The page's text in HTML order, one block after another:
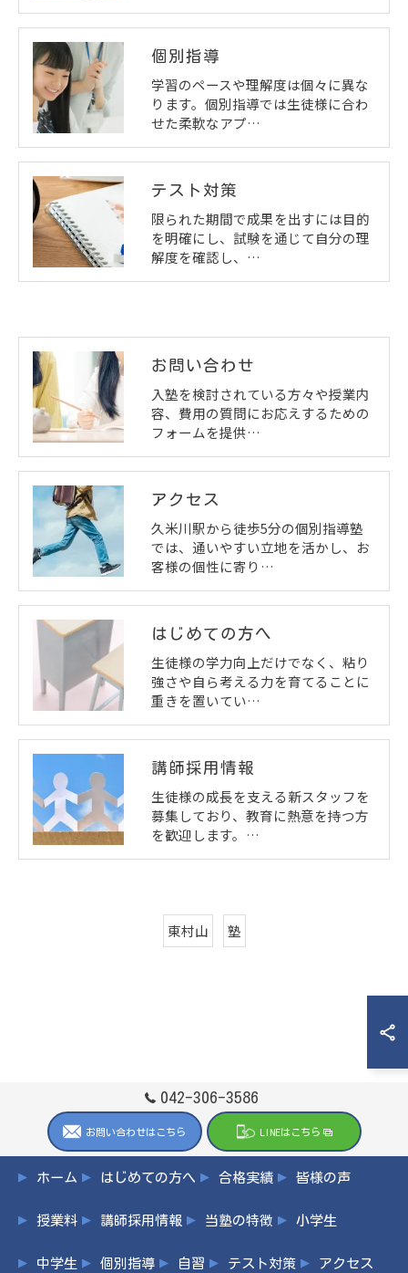
個別指導
学習のペースや理解度は個々に異な
ります。個別指導では生徒様に合わ
せた柔軟なアプ…
テスト対策
限られた期間で成果を出すには目的
を明確にし、試験を通じて自分の理
解度を確認し、…
お問い合わせ
入塾を検討されている方々や授業内
容、費用の質問にお応えするための
フォームを提供…
アクセス
久米川駅から徒歩5分の個別指導塾
では、通いやすい立地を活かし、お
客様の個性に寄り…
はじめての方へ
生徒様の学力向上だけでなく、粘り
強さや自ら考える力を育てることに
重きを置いてい…
講師採用情報
生徒様の成長を支える新スタッフを
募集しており、教育に熱意を持つ方
を歓迎します。…
東村山 塾
042-306-3586
お問い合わせはこちら LINEはこちら
ホーム はじめての方へ 合格実績 皆様の声
授業料 講師採用情報 当塾の特徴 小学生
中学生 個別指導 自習 テスト対策 アクセス